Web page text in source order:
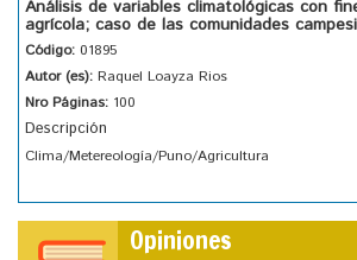
Análisis de variables climatológicas con
agrícola; caso de las comunidades
Código: 01895
Autor (es): Raquel Loayza Rios
Nro Páginas: 100
Descripción
Clima/Metereología/Puno/Agricultura
Opiniones